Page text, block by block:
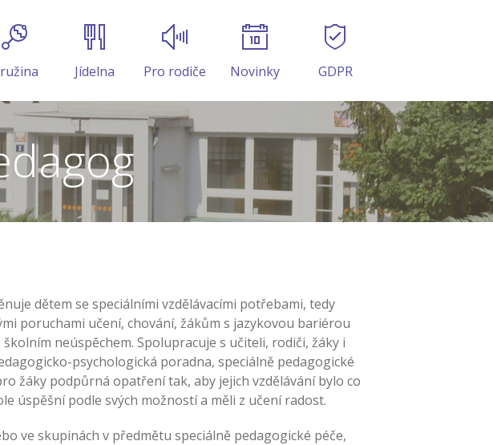
Jídelna Pro rodiče Novinky GDPR
dětem se speciálními vzdělávacími potřebami, tedy
poruchami učení, chování, žákům s jazykovou bariérou
neúspěchem. Spolupracuje s učiteli, rodiči, žáky i
psychologická poradna, speciálně pedagogické
žáky podpůrná opatření tak, aby jejich vzdělávání bylo co
úspěšní podle svých možností a měli z učení radost.
ve skupinách v předmětu speciálně pedagogické péče,